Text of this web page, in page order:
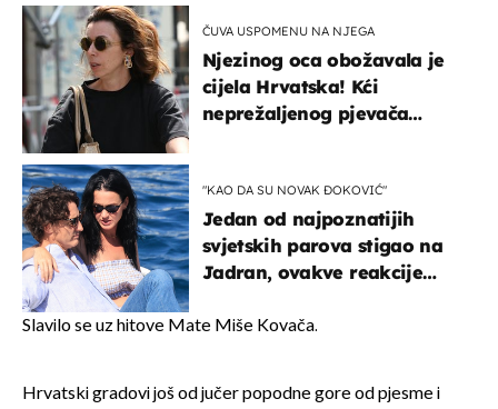
ČUVA USPOMENU NA NJEGA
Njezinog oca obožavala je
cijela Hrvatska! Kći
neprežaljenog pjevača
"KAO DA SU NOVAK ĐOKOVIĆ"
Jedan od najpoznatijih
svjetskih parova stigao na
Jadran, ovakve reakcije
Slavilo se uz hitove Mate Miše Kovača.
Hrvatski gradovi još od jučer popodne gore od pjesme i